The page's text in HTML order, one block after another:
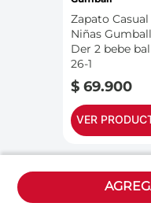
Zapato Casual
Niñas Gumball
Der 2 bebe bal
26-1
$ 69.900
VER
Políticas